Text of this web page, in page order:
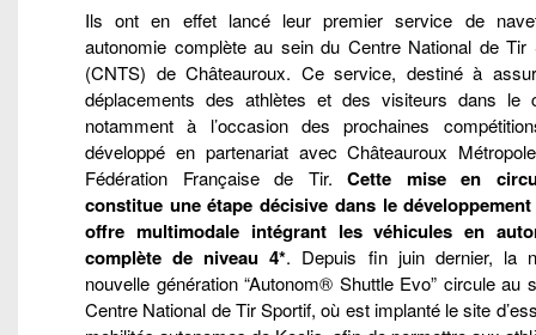
Ils ont en effet lancé leur premier service de
autonomie complète au sein du Centre National de Tir
(CNTS) de Châteauroux. Ce service, destiné à
déplacements des athlètes et des visiteurs dans le
notamment à l’occasion des prochaines
développé en partenariat avec Châteauroux
Fédération Française de Tir.Cette mise en
constitue une étape décisive dans le développement
offre multimodale intégrant les véhicules en
complète de niveau 4*. Depuis fin juin dernier, la
nouvelle génération “Autonom® Shuttle Evo” circule au
Centre National de Tir Sportif, où est implanté le site